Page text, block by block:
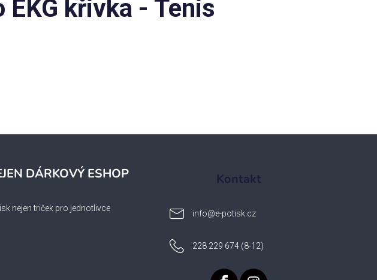
křivka - Tenis
DÁRKOVÝ ESHOP
nejen triček pro jednotlivce
Kontakt
info@e-potisk.cz
228 229 674 (8-12)